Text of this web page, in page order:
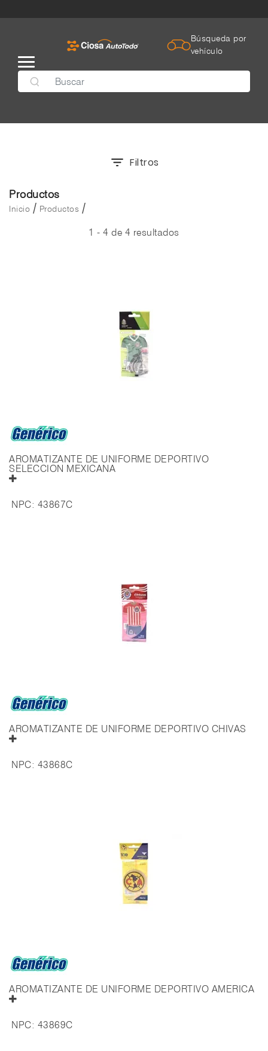
Búsqueda por
vehículo
Filtros
Productos
Inicio / Productos /
1 - 4 de 4 resultados
AROMATIZANTE DE UNIFORME DEPORTIVO
SELECCION MEXICANA
NPC: 43867C
AROMATIZANTE DE UNIFORME DEPORTIVO CHIVAS
NPC: 43868C
AROMATIZANTE DE UNIFORME DEPORTIVO AMERICA
NPC: 43869C